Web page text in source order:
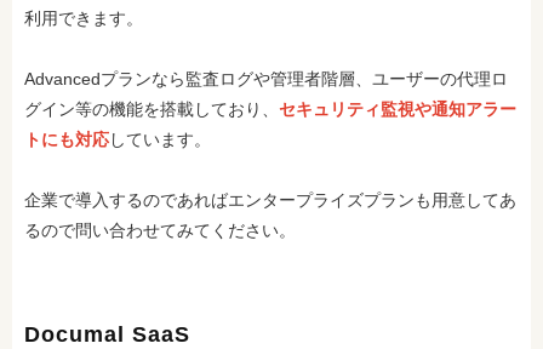
利用できます。
Advancedプランなら監査ログや管理者階層、ユーザーの代理ロ
グイン等の機能を搭載しており、 セキュリティ監視や通知アラー
トにも対応しています。
企業で導入するのであればエンタープライズプランも用意してあ
るので問い合わせてみてください。
Documal SaaS